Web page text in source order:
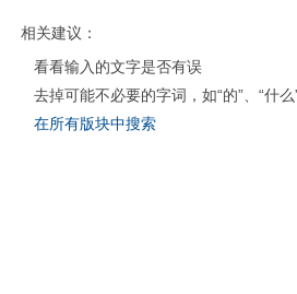
相关建议：
看看输入的文字是否有误
去掉可能不必要的字词，如“的”、“什么
在所有版块中搜索